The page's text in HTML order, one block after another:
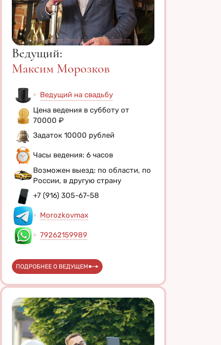
Ведущий:
Максим Морозков
Ведущий на свадьбу
Цена ведения в субботу от
70000 ₽
Задаток 10000 рублей
Часы ведения: 6 часов
Возможен выезд: по области, по
России, в другую страну
+7 (916) 305-67-58
Morozkovmax
79262159989
ПОДРОБНЕЕ О ВЕДУЩЕМ